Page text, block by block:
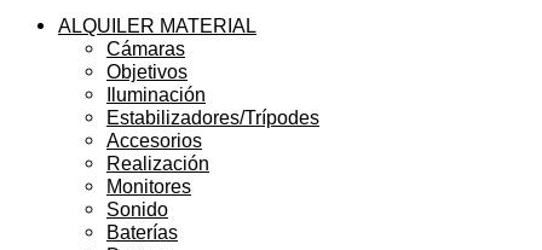
ALQUILER MATERIAL
Cámaras
Objetivos
Iluminación
Estabilizadores/Trípodes
Accesorios
Realización
Monitores
Sonido
Baterías